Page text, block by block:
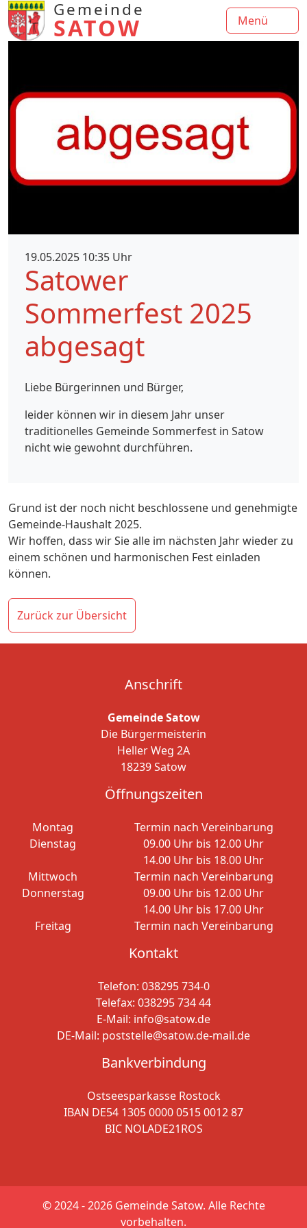
Gemeinde
SATOW Menü
19.05.2025 10:35 Uhr
Satower
Sommerfest 2025
abgesagt
Liebe Bürgerinnen und Bürger,
leider können wir in diesem Jahr unser
traditionelles Gemeinde Sommerfest in Satow
nicht wie gewohnt durchführen.
Grund ist der noch nicht beschlossene und genehmigte
Gemeinde-Haushalt 2025.
Wir hoffen, dass wir Sie alle im nächsten Jahr wieder zu
einem schönen und harmonischen Fest einladen
können.
Zurück zur Übersicht
Anschrift
Gemeinde Satow
Die Bürgermeisterin
Heller Weg 2A
18239 Satow
Öffnungszeiten
Montag
Termin nach Vereinbarung
Dienstag
09.00 Uhr bis 12.00 Uhr
14.00 Uhr bis 18.00 Uhr
Mittwoch
Termin nach Vereinbarung
Donnerstag
09.00 Uhr bis 12.00 Uhr
14.00 Uhr bis 17.00 Uhr
Freitag
Termin nach Vereinbarung
Kontakt
Telefon: 038295 734-0
Telefax: 038295 734 44
E-Mail: info@satow.de
DE-Mail: poststelle@satow.de-mail.de
Bankverbindung
Ostseesparkasse Rostock
IBAN DE54 1305 0000 0515 0012 87
BIC NOLADE21ROS
© 2024 - 2026Gemeinde Satow. Alle Rechte
vorbehalten.